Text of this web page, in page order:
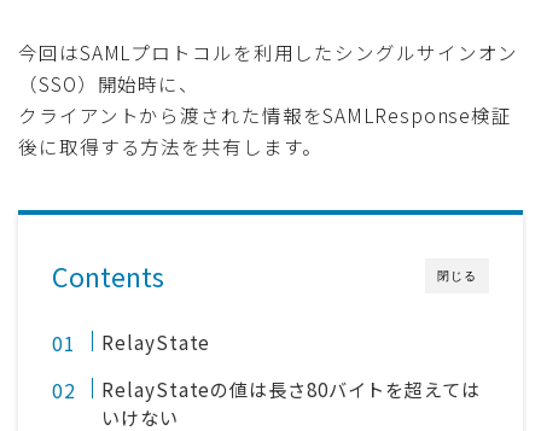
今回はSAMLプロトコルを利用したシングルサインオン
（SSO）開始時に、
クライアントから渡された情報をSAMLResponse検証
後に取得する方法を共有します。
閉じる
Contents
RelayState
RelayStateの値は長さ80バイトを超えては
いけない